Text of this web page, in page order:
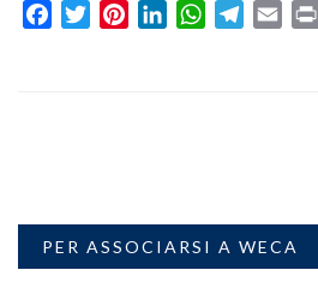
FacebookTwitterPinterestLinkedInWhatsAppTelegram
Email
PER ASSOCIARSI A WECA